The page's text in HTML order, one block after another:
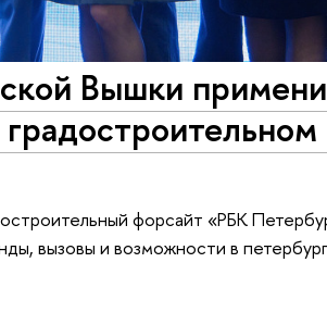
Вышки
форсайт «РБК
вызовы и возможности в